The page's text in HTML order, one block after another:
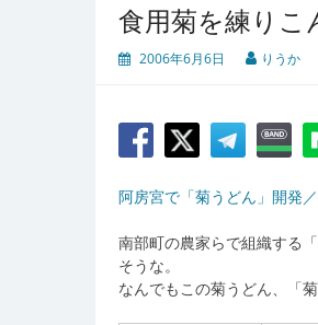
食用菊を練りこ
2006年6月6日 りうか
阿房宮で「菊うどん」開発
南部町の農家らで組織する
そうな。
なんでもこの菊うどん、「